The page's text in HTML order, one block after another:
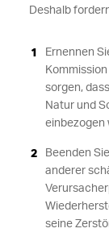
Deshalb
Ernennen
sorgen,
Natur und
einbezogen
Beenden
anderer
seine